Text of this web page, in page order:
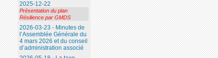
2025-12-22
Présentation du plan
Résilience par GMDS
2026-03-23 - Minutes de
l’Assemblée Générale du
4 mars 2026 et du conseil
d’administration associé